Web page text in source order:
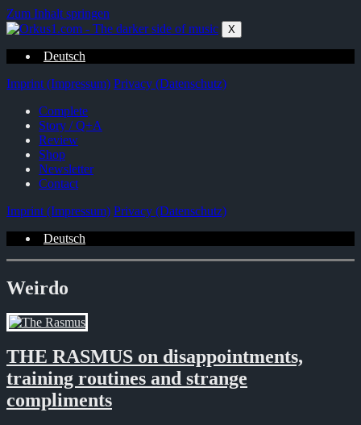
Zum Inhalt springen
X
Deutsch
Imprint (Impressum) Privacy (Datenschutz)
Complete
Story / Q+A
Review
Shop
Newsletter
Contact
Imprint (Impressum) Privacy (Datenschutz)
Deutsch
Weirdo
THE RASMUS on disappointments,
training routines and strange
compliments